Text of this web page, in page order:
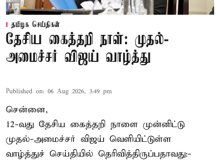
தமிழக செய்திகள்
தேசிய கைத்தறி நாள்: முதல்-
அமைச்சர் விஜய் வாழ்த்து
Published on: 06 Aug 2026, 3:49 pm
சென்னை,
12-வது தேசிய கைத்தறி நாளை முன்னிட்டு
முதல்-அமைச்சர் விஜய் வெளியிட்டுள்ள
வாழ்த்துச் செய்தியில் தெரிவித்திருப்பதாவது:-